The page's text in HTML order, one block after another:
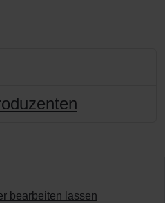
bearbeiten lassen